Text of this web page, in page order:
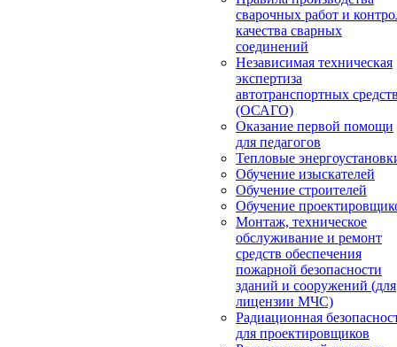
сварочных работ и
качества сварных
соединений
Независимая техническая
экспертиза
автотранспортных
(ОСАГО)
Оказание первой помощи
для педагогов
Тепловые
Обучение изыскателей
Обучение строителей
Обучение
Монтаж, техническое
обслуживание и ремонт
средств обеспечения
пожарной безопасности
зданий и сооружений (для
лицензии МЧС)
Радиационная
для проектировщиков